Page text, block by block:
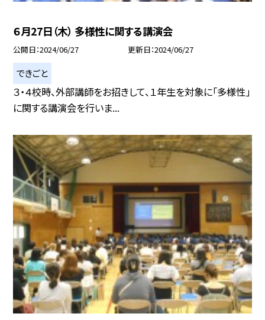
６月27日（木） 多様性に関する講演会
公開日 2024/06/27 更新日 2024/06/27
できごと
３・４校時、外部講師をお招きして、１年生を対象に「多様性」
に関する講演会を行いま...